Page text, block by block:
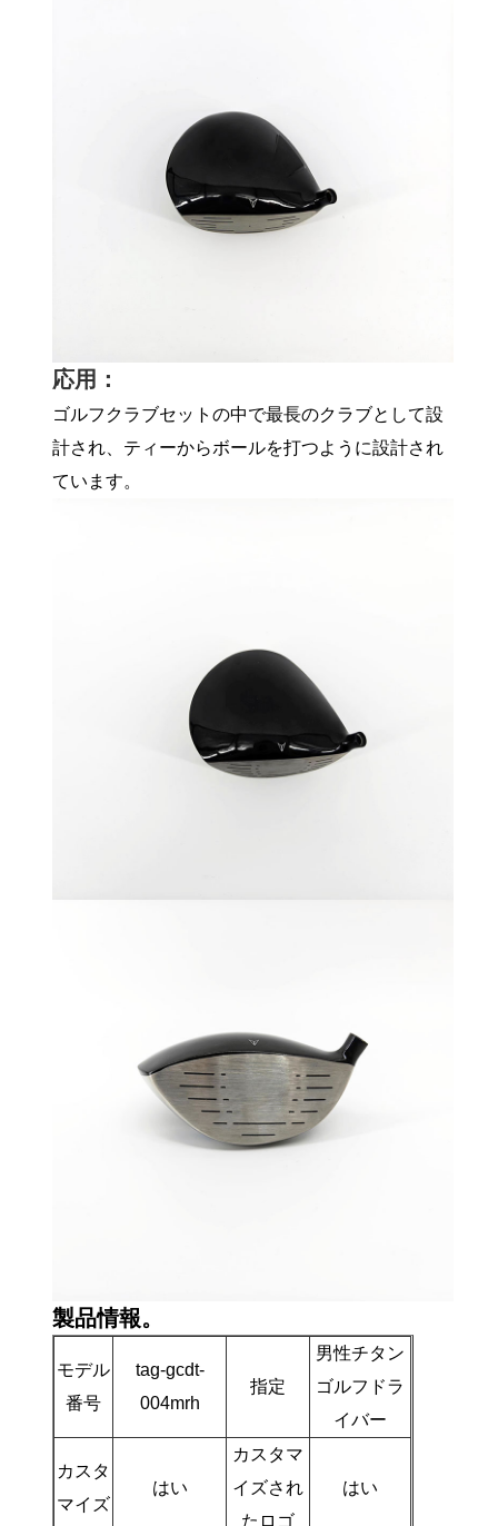
応用：
ゴルフクラブセットの中で最長のクラブとして設
計され、ティーからボールを​​打つように設計され
ています。
製品情報。
モデル
番号
tag-gcdt-
004mrh
指定
男性チタン
ゴルフドラ
イバー
カスタ
マイズ
はい
カスタマ
イズされ
たロゴ
はい